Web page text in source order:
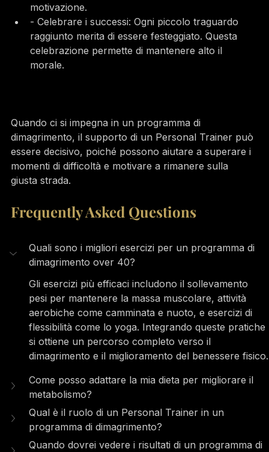
motivazione.
- Celebrare i successi: Ogni piccolo traguardo
raggiunto merita di essere festeggiato. Questa
celebrazione permette di mantenere alto il
morale.
Quando ci si impegna in un programma di
dimagrimento, il supporto di un Personal Trainer può
essere decisivo, poiché possono aiutare a superare i
momenti di difficoltà e motivare a rimanere sulla
giusta strada.
Frequently Asked Questions
Quali sono i migliori esercizi per un programma di
dimagrimento over 40?
Gli esercizi più efficaci includono il sollevamento
pesi per mantenere la massa muscolare, attività
aerobiche come camminata e nuoto, e esercizi di
flessibilità come lo yoga. Integrando queste pratiche
si ottiene un percorso completo verso il
dimagrimento e il miglioramento del benessere fisico.
Come posso adattare la mia dieta per migliorare il
metabolismo?
Qual è il ruolo di un Personal Trainer in un
programma di dimagrimento?
Quando dovrei vedere i risultati di un programma di